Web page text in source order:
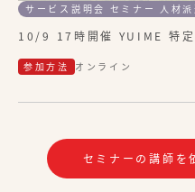
サービス説明会 セミナー 人材
10/9 17時開催 YUIME 特定
参加方法 オンライン
セミナーの講師を